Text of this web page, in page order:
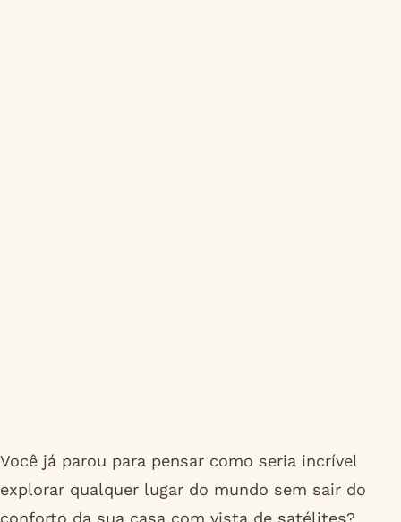
Você já parou para pensar como seria incrível
explorar qualquer lugar do mundo sem sair do
conforto da sua casa com vista de satélites?